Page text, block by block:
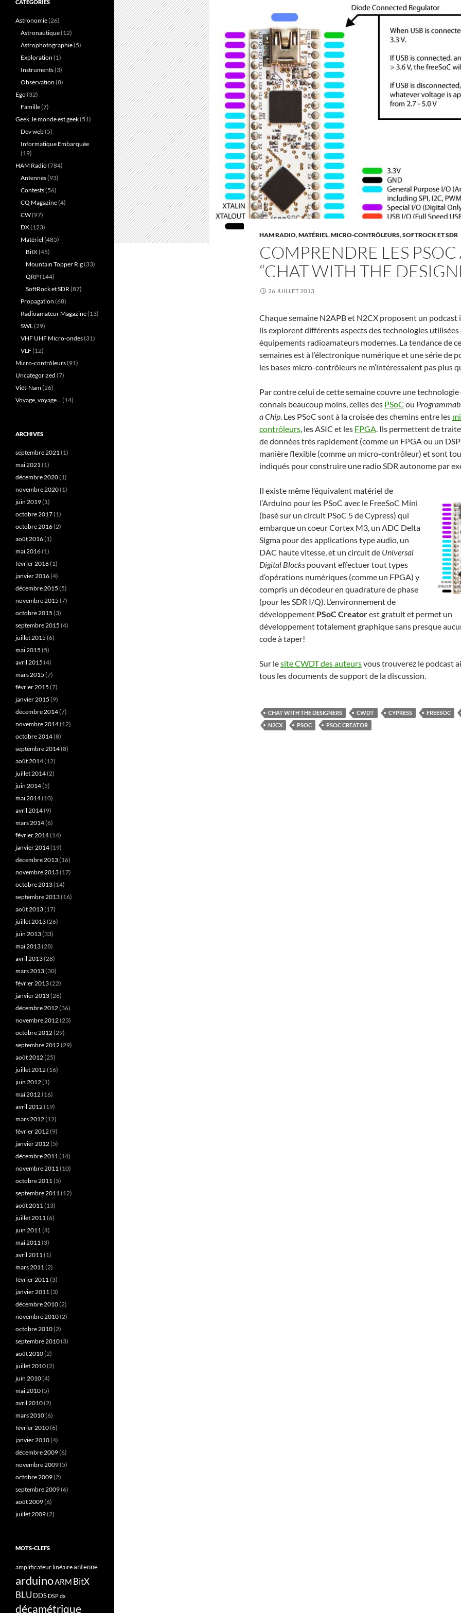
HAM RADIO,MATÉRIEL,MICRO-CONTRÔLEURS,SOFTROCK ET SDR
COMPRENDRE LES PSOC
“CHAT WITH THE
26 JUILLET 2013
Chaque semaine N2APB et N2CX proposent un podcast
ils explorent différents aspects des technologies utilisées
équipements radioamateurs modernes. La tendance de
semaines est à l’électronique numérique et une série de
les bases micro-contrôleurs ne m’intéressaient pas plus
Par contre celui de cette semaine couvre une technologie
connais beaucoup moins, celles des PSoC ou
a Chip. Les PSoC sont à la croisée des chemins entre les
contrôleurs, les ASIC et les FPGA. Ils permettent de
de données très rapidement (comme un FPGA ou un
manière flexible (comme un micro-contrôleur) et sont
indiqués pour construire une radio SDR autonome par
Il existe même l’équivalent matériel de
l’Arduino pour les PSoC avec le FreeSoC Mini
(basé sur un circuit PSoC 5 de Cypress) qui
embarque un coeur Cortex M3, un ADC Delta
Sigma pour des applications type audio, un
DAC haute vitesse, et un circuit de Universal
Digital Blocks pouvant effectuer tout types
d’opérations numériques (comme un FPGA) y
compris un décodeur en quadrature de phase
(pour les SDR I/Q). L’environnement de
développement PSoC Creatorest gratuit et permet un
développement totalement graphique sans presque
code à taper!
Sur lesite CWDT des auteursvous trouverez le podcast
tous les documents de support de la discussion.
CHAT WITH THE DESIGNERS CWDT CYPRESS FREESOC
N2CX
PSOC PSOC CREATOR
CATÉGORIES
Astronomie(26)
Astronautique(12)
Astrophotographie(5)
Exploration (1)
Instruments(3)
Observation (8)
Ego(32)
Famille(7)
Geek, le monde est geek(51)
Dev web(5)
Informatique Embarquée
(19)
HAM Radio(784)
Antennes(93)
Contests(56)
CQ Magazine(4)
CW(97)
DX(123)
Matériel (485)
BitX(45)
Mountain Topper Rig(33)
QRP(144)
SoftRock et SDR(87)
Propagation (68)
Radioamateur Magazine(13)
SWL(29)
VHF UHF Micro-ondes(31)
VLF(12)
Micro-contrôleurs(91)
Uncategorized (7)
Viêt-Nam(26)
Voyage, voyage…(14)
ARCHIVES
septembre 2021(1)
mai 2021(1)
décembre 2020(1)
novembre 2020(1)
juin 2019(1)
octobre 2017(1)
octobre 2016(2)
août 2016(1)
mai 2016(1)
février 2016(1)
janvier 2016(4)
décembre 2015 (5)
novembre 2015 (7)
octobre 2015 (3)
septembre 2015 (4)
juillet 2015 (6)
mai 2015 (5)
avril 2015 (4)
mars 2015 (7)
février 2015 (7)
janvier 2015 (9)
décembre 2014(7)
novembre 2014(12)
octobre 2014(8)
septembre 2014(8)
août 2014(12)
juillet 2014(2)
juin 2014(5)
mai 2014(10)
avril 2014(9)
mars 2014(6)
février 2014(14)
janvier 2014(19)
décembre 2013(16)
novembre 2013(17)
octobre 2013(14)
septembre 2013(16)
août 2013(17)
juillet 2013(26)
juin 2013(33)
mai 2013(28)
avril 2013(28)
mars 2013(30)
février 2013(22)
janvier 2013(26)
décembre 2012(36)
novembre 2012(23)
octobre 2012(29)
septembre 2012(29)
août 2012(25)
juillet 2012(16)
juin 2012(1)
mai 2012(16)
avril 2012(19)
mars 2012(12)
février 2012(9)
janvier 2012(5)
décembre 2011(14)
novembre 2011(10)
octobre 2011(5)
septembre 2011(12)
août 2011(13)
juillet 2011(6)
juin 2011(4)
mai 2011(3)
avril 2011(1)
mars 2011(2)
février 2011(3)
janvier 2011(3)
décembre 2010(2)
novembre 2010(2)
octobre 2010(2)
septembre 2010(3)
août 2010(2)
juillet 2010(2)
juin 2010(4)
mai 2010(5)
avril 2010(2)
mars 2010(6)
février 2010(6)
janvier 2010(4)
décembre 2009(6)
novembre 2009(5)
octobre 2009(2)
septembre 2009(6)
août 2009(6)
juillet 2009(2)
MOTS-CLEFS
amplificateur linéaireantenne
arduinoARM BitX
BLU DDS DSPdx
décamétrique